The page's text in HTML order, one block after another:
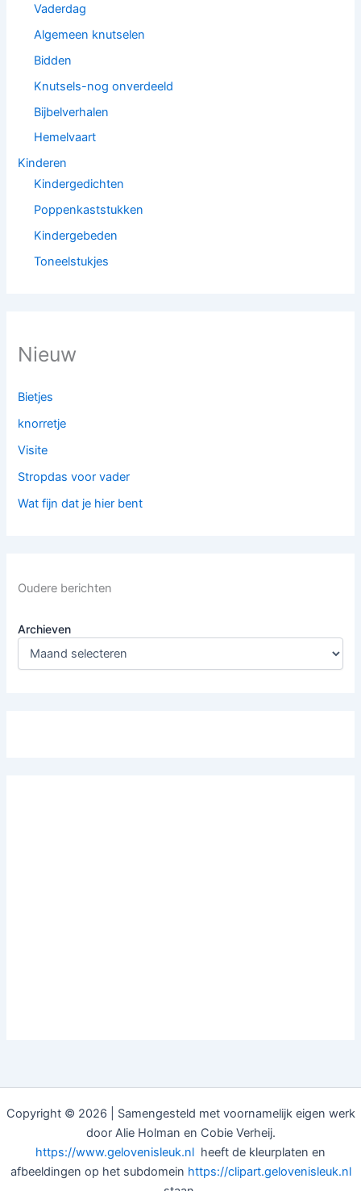
Vaderdag
Algemeen knutselen
Bidden
Knutsels-nog onverdeeld
Bijbelverhalen
Hemelvaart
Kinderen
Kindergedichten
Poppenkaststukken
Kindergebeden
Toneelstukjes
Nieuw
Bietjes
knorretje
Visite
Stropdas voor vader
Wat fijn dat je hier bent
Oudere berichten
Archieven
Copyright © 2026 | Samengesteld met voornamelijk eigen werk
door Alie Holman en Cobie Verheij.
https://www.gelovenisleuk.nl heeft de kleurplaten en
afbeeldingen op het subdomein https://clipart.gelovenisleuk.nl